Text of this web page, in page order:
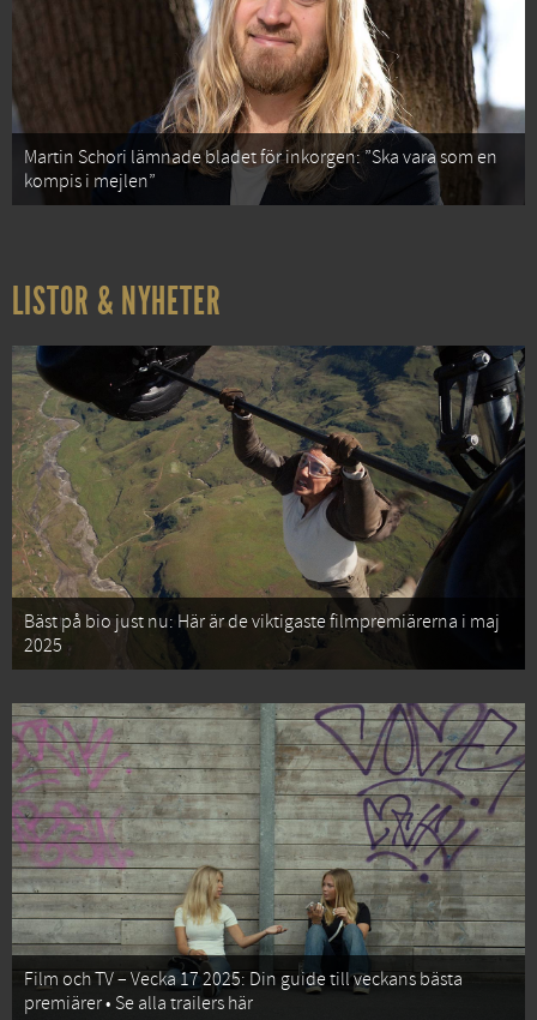
Martin Schori lämnade bladet för inkorgen: ”Ska vara som en
kompis i mejlen”
LISTOR & NYHETER
Bäst på bio just nu: Här är de viktigaste filmpremiärerna i maj
2025
Film och TV – Vecka 17 2025: Din guide till veckans bästa
premiärer • Se alla trailers här